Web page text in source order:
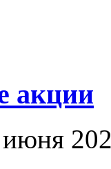
акции